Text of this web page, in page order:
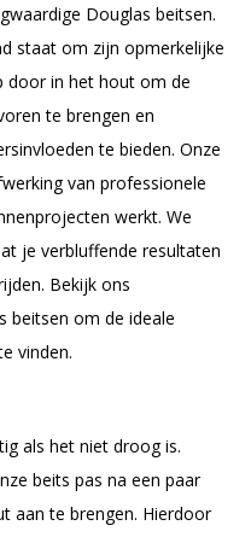
Douglas beitsen.
staat om zijn opmerkelijke
door in het hout om de
te brengen en
te bieden. Onze
van professionele
werkt. We
je verbluffende resultaten
Bekijk ons
beitsen om de ideale
vinden.
als het niet droog is.
beits pas na een paar
aan te brengen. Hierdoor